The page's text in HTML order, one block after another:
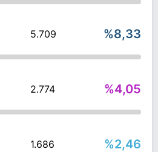
5.709 %8,33
2.774 %4,05
1.686 %2,46